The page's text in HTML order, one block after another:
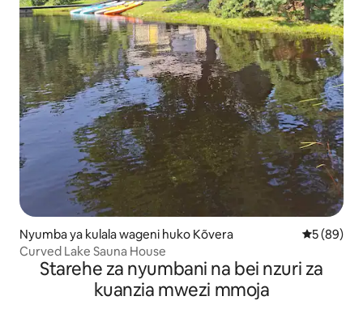
Nyumba ya kulala wageni huko Kõvera Ukadiriaji
5 (89)
Curved Lake Sauna House
Starehe za nyumbani na bei nzuri za
kuanzia mwezi mmoja